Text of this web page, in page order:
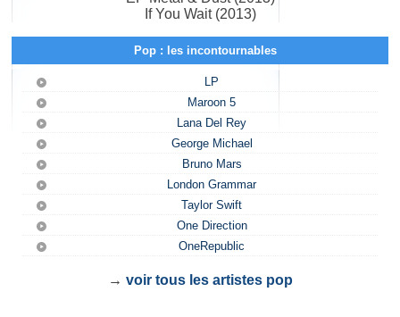
If You Wait (2013)
Pop : les incontournables
LP
Maroon 5
Lana Del Rey
George Michael
Bruno Mars
London Grammar
Taylor Swift
One Direction
OneRepublic
→ voir tous les artistes pop